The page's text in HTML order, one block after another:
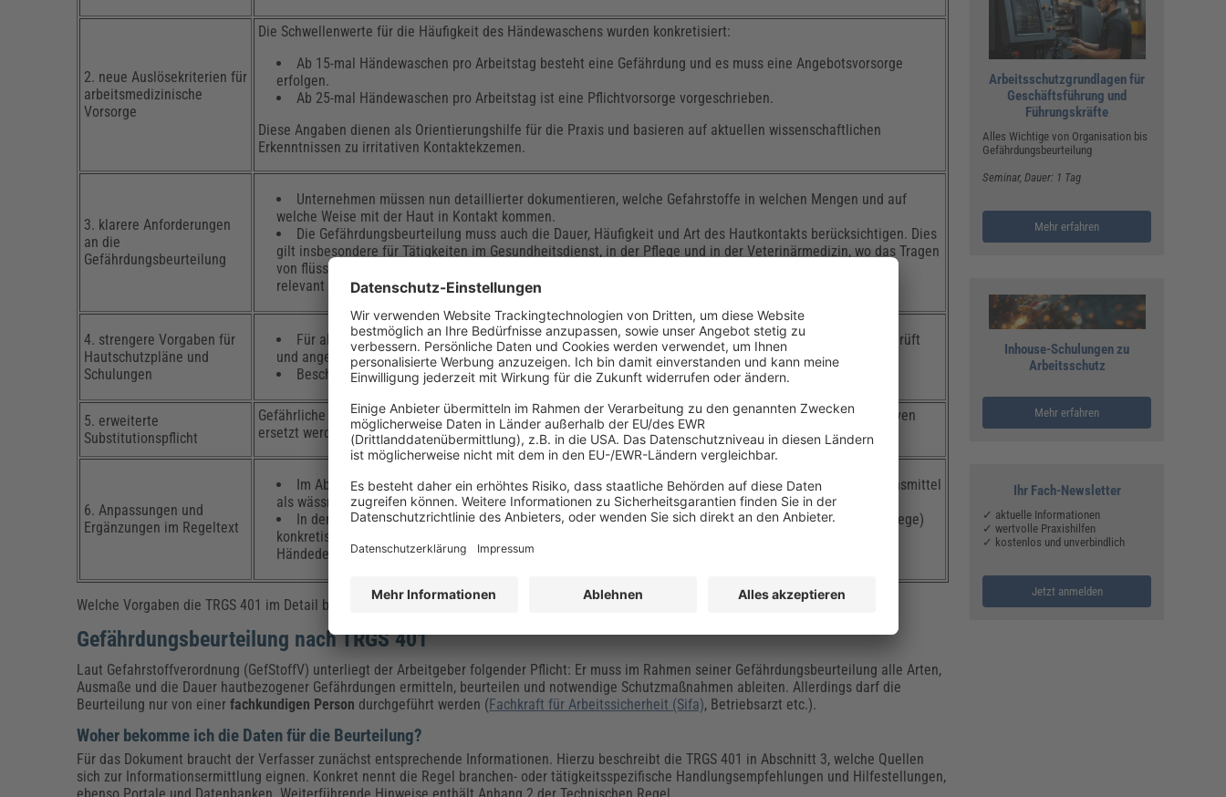
2. neue Auslösekriterien für
arbeitsmedizinische
Vorsorge
Die Schwellenwerte für die Häufigkeit des Händewaschens wurden konkretisiert:
Ab 15-mal Händewaschen pro Arbeitstag besteht eine Gefährdung und es muss eine Angebotsvorsorge
erfolgen.
Ab 25-mal Händewaschen pro Arbeitstag ist eine Pflichtvorsorge vorgeschrieben.
Diese Angaben dienen als Orientierungshilfe für die Praxis und basieren auf aktuellen wissenschaftlichen
Erkenntnissen zu irritativen Kontaktekzemen.
3. klarere Anforderungen
an die
Gefährdungsbeurteilung
Unternehmen müssen nun detaillierter dokumentieren, welche Gefahrstoffe in welchen Mengen und auf
welche Weise mit der Haut in Kontakt kommen.
Die Gefährdungsbeurteilung muss auch die Dauer, Häufigkeit und Art des Hautkontakts berücksichtigen. Dies
gilt insbesondere für Tätigkeiten im Gesundheitsdienst, in der Pflege und in der Veterinärmedizin, wo das Tragen
von flüssigkeitsdichten Schutzhandschuhen im Wechsel mit Händedesinfektion oder -waschen besonders
relevant ist.
4. strengere Vorgaben für
Hautschutzpläne und
Schulungen
Für alle relevanten Tätigkeiten ist ein verbindlicher Hautschutzplan zu erstellen, der regelmäßig überprüft
und angepasst werden muss.
Beschäftigte müssen mindestens einmal jährlich zum Thema Hautschutz unterwiesen werden.
5. erweiterte
Substitutionspflicht
Gefährliche Stoffe müssen, sofern technisch möglich, noch konsequenter durch weniger schädliche Alternativen
ersetzt werden.
6. Anpassungen und
Ergänzungen im Regeltext
Im Abschnitt zu wässrigen Flüssigkeiten wurde klargestellt, dass auch alkoholische Händedesinfektionsmittel
als wässrige Flüssigkeiten im Sinne der TRGS 401 gelten.
In den Anhängen wurden die Anforderungen für bestimmte Berufsgruppen (z.B. Gesundheitsdienst, Pflege)
konkretisiert und eine neue Zeile für Tätigkeiten mit häufigem Wechsel zwischen Handschuhen und
Händedesinfektion eingefügt
Welche Vorgaben die TRGS 401 im Detail behandelt, werden im Folgenden erläutert.
Gefährdungsbeurteilung nach TRGS 401
Laut Gefahrstoffverordnung (GefStoffV) unterliegt der Arbeitgeber folgender Pflicht: Er muss im Rahmen seiner Gefährdungsbeurteilung alle Arten,
Ausmaße und die Dauer hautbezogener Gefährdungen ermitteln, beurteilen und notwendige Schutzmaßnahmen ableiten. Allerdings darf die
Beurteilung nur von einerfachkundigen Person durchgeführt werden (Fachkraft für Arbeitssicherheit (Sifa), Betriebsarzt etc.).
Woher bekomme ich die Daten für die Beurteilung?
Für das Dokument braucht der Verfasser zunächst entsprechende Informationen. Hierzu beschreibt die TRGS 401 in Abschnitt 3, welche Quellen
sich zur Informationsermittlung eignen. Konkret nennt die Regel branchen- oder tätigkeitsspezifische Handlungsempfehlungen und Hilfestellungen,
Arbeitsschutzgrundlagen für
Geschäftsführung und
Führungskräfte
Alles Wichtige von Organisation bis
Gefährdungsbeurteilung
Seminar, Dauer: 1 Tag
Mehr erfahren
Inhouse-Schulungen zu
Arbeitsschutz
Mehr erfahren
Ihr Fach-Newsletter
✓ aktuelle Informationen
✓ wertvolle Praxishilfen
✓ kostenlos und unverbindlich
Jetzt anmelden